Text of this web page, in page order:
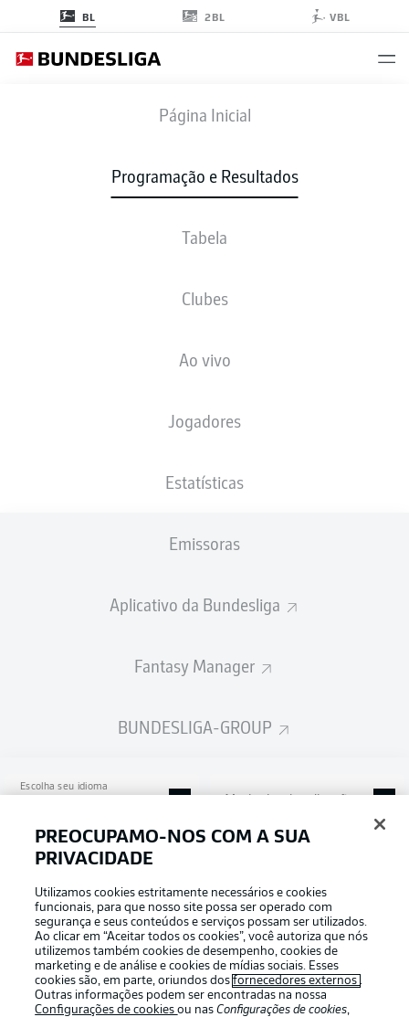
BL 2BL VBL
Página Inicial
Programação e Resultados
Tabela
Clubes
Ao vivo
Jogadores
Estatísticas
Emissoras
Aplicativo da Bundesliga
Fantasy Manager
BUNDESLIGA-GROUP
Escolha seu idioma
Login
KOE VFB
ESCALAÇÕES
sex., 29.01.2027 - dom., 31.01.2027
Publicidade
PREOCUPAMO-NOS COM A SUA
PRIVACIDADE
Utilizamos cookies estritamente necessários e cookies
funcionais, para que nosso site possa ser operado com
segurança e seus conteúdos e serviços possam ser utilizados.
Ao clicar em “Aceitar todos os cookies”, você autoriza que nós
utilizemos também cookies de desempenho, cookies de
marketing e de análise e cookies de mídias sociais. Esses
cookies são, em parte, oriundos dosfornecedores externos .
Outras informações podem ser encontradas na nossa
Configurações de cookiesou nasConfigurações de cookies,